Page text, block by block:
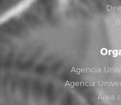
Agencia
Agencia
Área